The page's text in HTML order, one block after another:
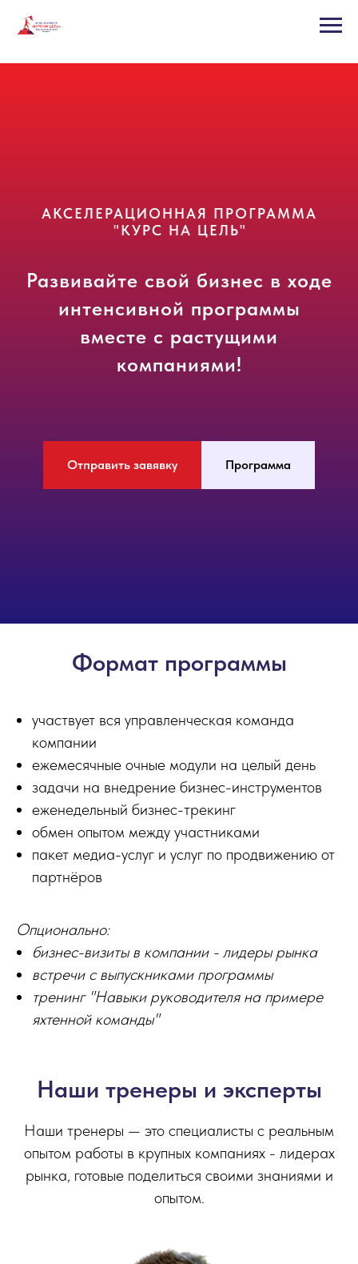
АКСЕЛЕРАЦИОННАЯ ПРОГРАММА
"КУРС НА ЦЕЛЬ"
Развивайте свой бизнес в ходе
интенсивной программы
вместе с растущими
компаниями!
Отправить завявку Программа
Формат программы
участвует вся управленческая команда
компании
ежемесячные очные модули на целый день
задачи на внедрение бизнес-инструментов
еженедельный бизнес-трекинг
обмен опытом между участниками
пакет медиа-услуг и услуг по продвижению от
партнёров
Опционально:
бизнес-визиты в компании - лидеры рынка
встречи с выпускниками программы
тренинг "Навыки руководителя на примере
яхтенной команды"
Наши тренеры и эксперты
Наши тренеры — это специалисты с реальным
опытом работы в крупных компаниях - лидерах
рынка, готовые поделиться своими знаниями и
опытом.